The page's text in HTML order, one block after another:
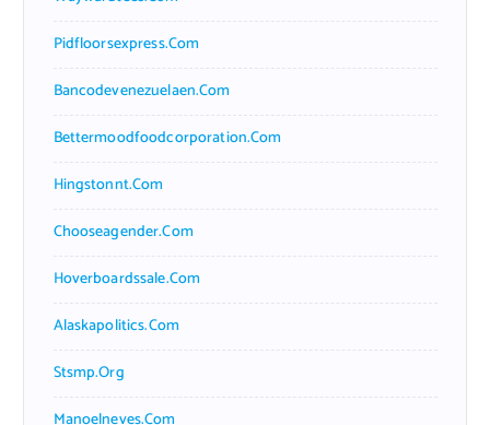
Pidfloorsexpress.com
Bancodevenezuelaen.com
Bettermoodfoodcorporation.com
Hingstonnt.com
Chooseagender.com
Hoverboardssale.com
Alaskapolitics.com
Stsmp.org
Manoelneves.com